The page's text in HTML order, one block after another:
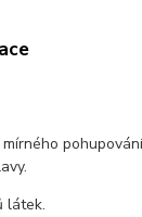
látek.